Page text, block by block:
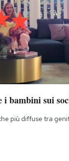
i bambini sui
più diffuse tra